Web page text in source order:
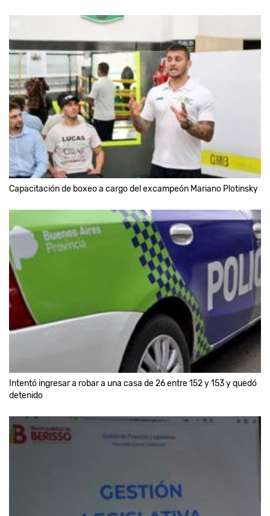
Capacitación de boxeo a cargo del excampeón Mariano Plotinsky
Intentó ingresar a robar a una casa de 26 entre 152 y 153 y quedó
detenido